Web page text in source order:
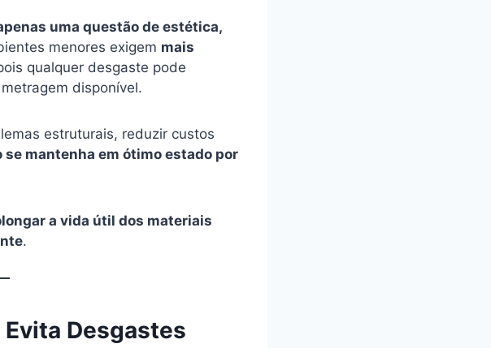
uma questão de estética,
menores exigem mais
qualquer desgaste pode
disponível.
estruturais, reduzir custos
se mantenha em ótimo estado por
a vida útil dos materiais
.
Desgastes